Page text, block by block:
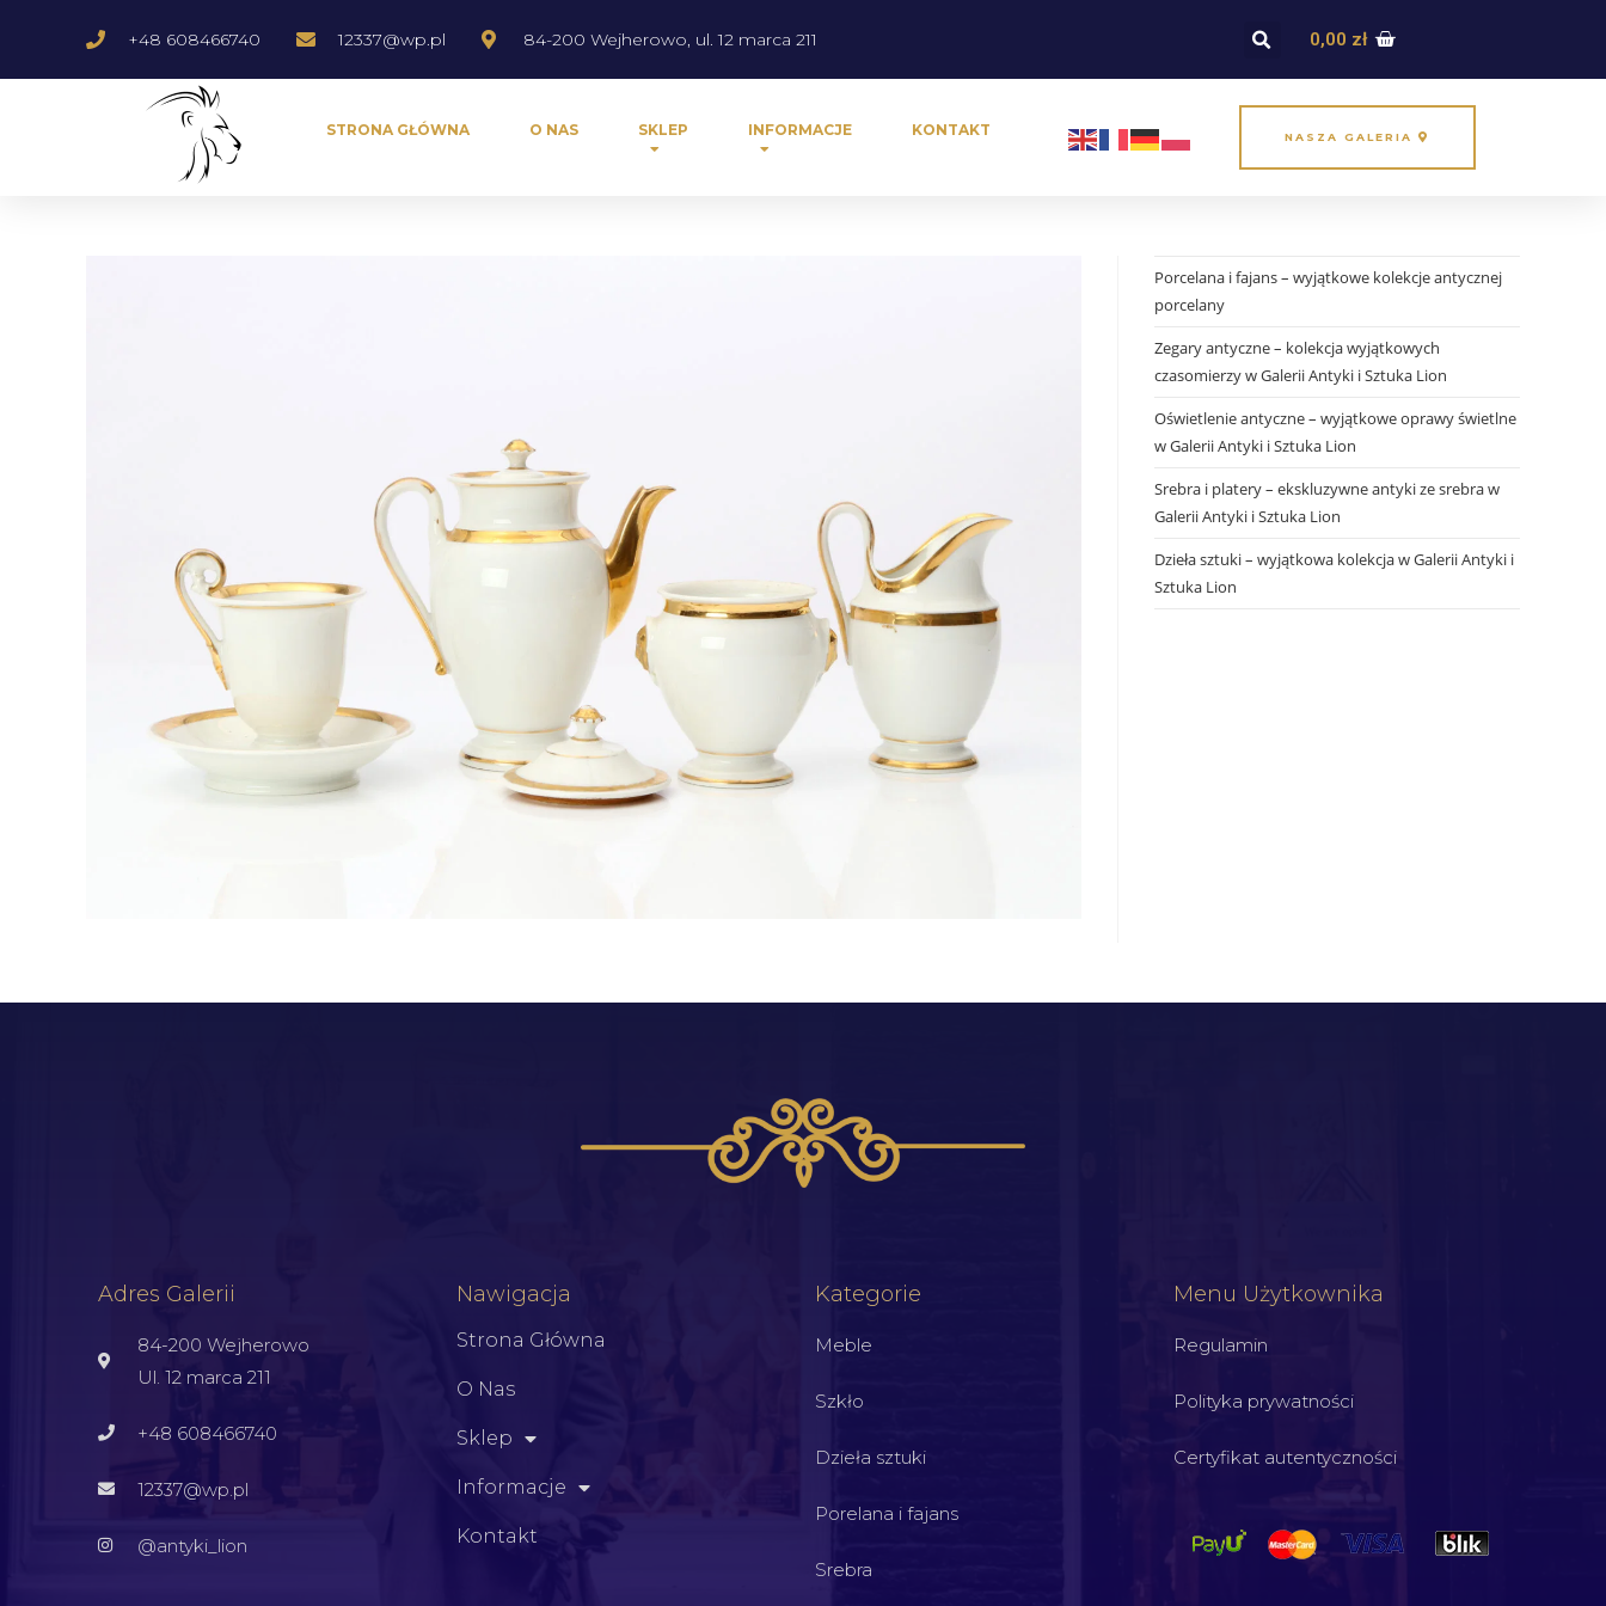
+48 608466740 12337@wp.pl 84-200 Wejherowo, ul. 12 marca 211 0,00 zł
STRONA GŁÓWNA O NAS SKLEP INFORMACJE KONTAKT NASZA GALERIA
Porcelana i fajans – wyjątkowe kolekcje antycznej
porcelany
Zegary antyczne – kolekcja wyjątkowych
czasomierzy w Galerii Antyki i Sztuka Lion
Oświetlenie antyczne – wyjątkowe oprawy świetlne
w Galerii Antyki i Sztuka Lion
Srebra i platery – ekskluzywne antyki ze srebra w
Galerii Antyki i Sztuka Lion
Dzieła sztuki – wyjątkowa kolekcja w Galerii Antyki i
Sztuka Lion
Adres Galerii
84-200 Wejherowo
Ul. 12 marca 211
+48 608466740
12337@wp.pl
@antyki_lion
Nawigacja
Strona Główna
O Nas
Sklep
Informacje
Kontakt
Kategorie
Meble
Szkło
Dzieła sztuki
Porelana i fajans
Srebra
Menu Użytkownika
Regulamin
Polityka prywatności
Certyfikat autentyczności